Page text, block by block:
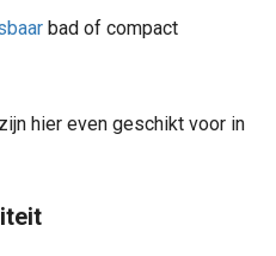
bad of compact
hier even geschikt voor in